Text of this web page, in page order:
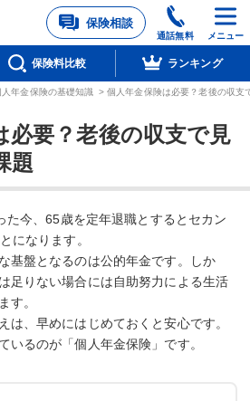
保険相談
通話無料 メニュー
保険料比較 ランキング
人年金保険の基礎知識 > 個人年金保険は必要？老後の収支
必要？老後の収支で見
題
た今、65歳を定年退職とするとセカン
になります。
基盤となるのは公的年金です。しか
足りない場合には自助努力による生活
す。
は、早めにはじめておくと安心です。
いるのが「個人年金保険」です。